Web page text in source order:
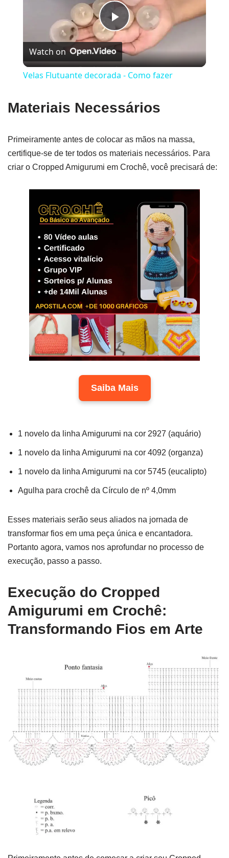
Play
Video
Watch on
Velas Flutuante decorada - Como fazer
Materiais Necessários
Primeiramente antes de colocar as mãos na massa,
certifique-se de ter todos os materiais necessários. Para
criar o Cropped Amigurumi em Crochê, você precisará de:
Saiba Mais
1 novelo da linha Amigurumi na cor 2927 (aquário)
1 novelo da linha Amigurumi na cor 4092 (organza)
1 novelo da linha Amigurumi na cor 5745 (eucalipto)
Agulha para crochê da Círculo de nº 4,0mm
Esses materiais serão seus aliados na jornada de
transformar fios em uma peça única e encantadora.
Portanto agora, vamos nos aprofundar no processo de
execução, passo a passo.
Execução do Cropped
Amigurumi em Crochê:
Transformando Fios em Arte